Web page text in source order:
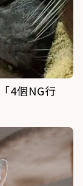
4個NG行